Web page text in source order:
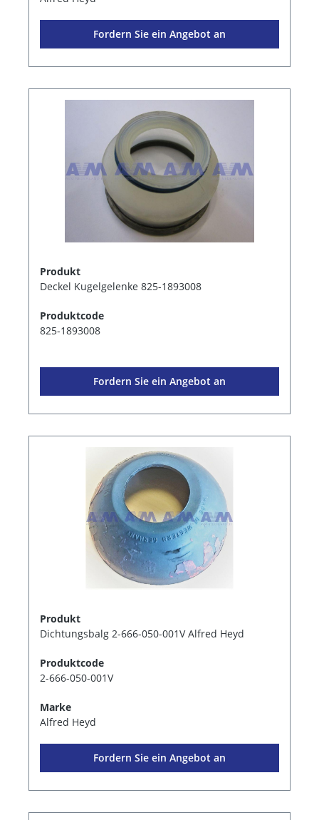
Fordern Sie ein Angebot an
Produkt
Deckel Kugelgelenke 825-1893008
Produktcode
825-1893008
Fordern Sie ein Angebot an
Produkt
Dichtungsbalg 2-666-050-001V Alfred Heyd
Produktcode
2-666-050-001V
Marke
Alfred Heyd
Fordern Sie ein Angebot an